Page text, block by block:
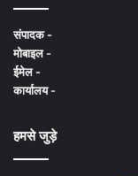
संपादक -
मोबाइल -
ईमेल -
कार्यालय -
हमसे जुड़े